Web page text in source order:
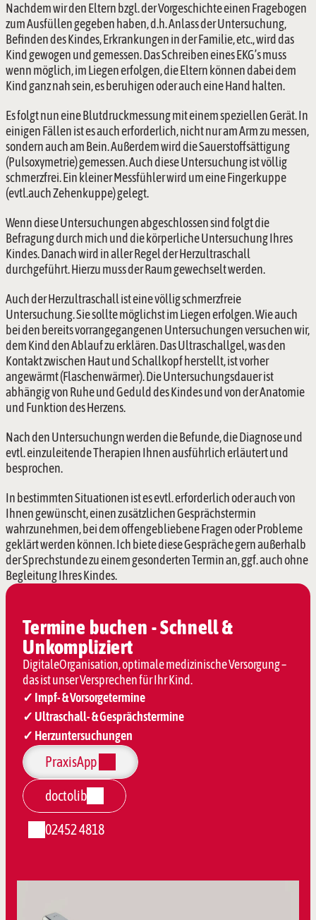
Nachdem wir den Eltern bzgl. der Vorgeschichte einen Fragebogen
zum Ausfüllen gegeben haben, d.h. Anlass der Untersuchung,
Befinden des Kindes, Erkrankungen in der Familie, etc., wird das
Kind gewogen und gemessen. Das Schreiben eines EKG’s muss
wenn möglich, im Liegen erfolgen, die Eltern können dabei dem
Kind ganz nah sein, es beruhigen oder auch eine Hand halten.
Es folgt nun eine Blutdruckmessung mit einem speziellen Gerät. In
einigen Fällen ist es auch erforderlich, nicht nur am Arm zu messen,
sondern auch am Bein. Außerdem wird die Sauerstoffsättigung
(Pulsoxymetrie) gemessen. Auch diese Untersuchung ist völlig
schmerzfrei. Ein kleiner Messfühler wird um eine Fingerkuppe
(evtl.auch Zehenkuppe) gelegt.
Wenn diese Untersuchungen abgeschlossen sind folgt die
Befragung durch mich und die körperliche Untersuchung Ihres
Kindes. Danach wird in aller Regel der Herzultraschall
durchgeführt. Hierzu muss der Raum gewechselt werden.
Auch der Herzultraschall ist eine völlig schmerzfreie
Untersuchung. Sie sollte möglichst im Liegen erfolgen. Wie auch
bei den bereits vorrangegangenen Untersuchungen versuchen wir,
dem Kind den Ablauf zu erklären. Das Ultraschallgel, was den
Kontakt zwischen Haut und Schallkopf herstellt, ist vorher
angewärmt (Flaschenwärmer). Die Untersuchungsdauer ist
abhängig von Ruhe und Geduld des Kindes und von der Anatomie
und Funktion des Herzens.
Nach den Untersuchungn werden die Befunde, die Diagnose und
evtl. einzuleitende Therapien Ihnen ausführlich erläutert und
besprochen.
In bestimmten Situationen ist es evtl. erforderlich oder auch von
Ihnen gewünscht, einen zusätzlichen Gesprächstermin
wahrzunehmen, bei dem offengebliebene Fragen oder Probleme
geklärt werden können. Ich biete diese Gespräche gern außerhalb
der Sprechstunde zu einem gesonderten Termin an, ggf. auch ohne
Begleitung Ihres Kindes.
Termine buchen - Schnell &
Unkompliziert
DigitaleOrganisation, optimale medizinische Versorgung –
das ist unser Versprechen für Ihr Kind.
✓ Impf- & Vorsorgetermine
✓ Ultraschall- & Gesprächstermine
✓ Herzuntersuchungen
PraxisApp
doctolib
02452 4818